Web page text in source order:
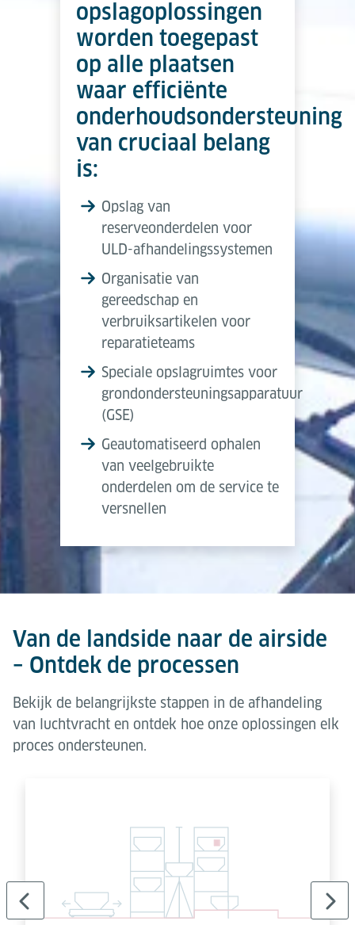
opslagoplossingen
worden toegepast
op alle plaatsen
waar efficiënte
onderhoudsondersteuning
van cruciaal belang
is:
Opslag van
reserveonderdelen voor
ULD-afhandelingssystemen
Organisatie van
gereedschap en
verbruiksartikelen voor
reparatieteams
Speciale opslagruimtes voor
grondondersteuningsapparatuur
(GSE)
Geautomatiseerd ophalen
van veelgebruikte
onderdelen om de service te
versnellen
Van de landside naar de airside
– Ontdek de processen
Bekijk de belangrijkste stappen in de afhandeling
van luchtvracht en ontdek hoe onze oplossingen elk
proces ondersteunen.